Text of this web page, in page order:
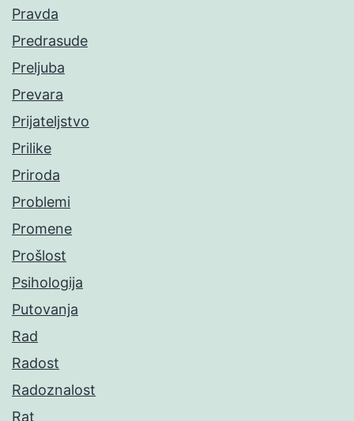
Pravda
Predrasude
Preljuba
Prevara
Prijateljstvo
Prilike
Priroda
Problemi
Promene
Prošlost
Psihologija
Putovanja
Rad
Radost
Radoznalost
Rat